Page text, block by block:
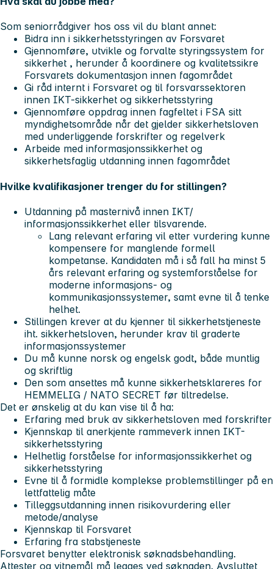
Som seniorrådgiver hos oss vil du blant annet:
Bidra inn i sikkerhetsstyringen av Forsvaret
Gjennomføre, utvikle og forvalte styringssystem for
sikkerhet , herunder å koordinere og kvalitetssikre
Forsvarets dokumentasjon innen fagområdet
Gi råd internt i Forsvaret og til forsvarssektoren
innen IKT-sikkerhet og sikkerhetsstyring
Gjennomføre oppdrag innen fagfeltet i FSA sitt
myndighetsområde når det gjelder sikkerhetsloven
med underliggende forskrifter og regelverk
Arbeide med informasjonssikkerhet og
sikkerhetsfaglig utdanning innen fagområdet
Hvilke kvalifikasjoner trenger du for stillingen?
Utdanning på masternivå innen IKT/
informasjonssikkerhet eller tilsvarende.
Lang relevant erfaring vil etter vurdering kunne
kompensere for manglende formell
kompetanse. Kandidaten må i så fall ha minst 5
års relevant erfaring og systemforståelse for
moderne informasjons- og
kommunikasjonssystemer, samt evne til å tenke
helhet.
Stillingen krever at du kjenner til sikkerhetstjeneste
iht. sikkerhetsloven, herunder krav til graderte
informasjonssystemer
Du må kunne norsk og engelsk godt, både muntlig
og skriftlig
Den som ansettes må kunne sikkerhetsklareres for
HEMMELIG / NATO SECRET før tiltredelse.
Det er ønskelig at du kan vise til å ha:
Erfaring med bruk av sikkerhetsloven med forskrifter
Kjennskap til anerkjente rammeverk innen IKT-
sikkerhetsstyring
Helhetlig forståelse for informasjonssikkerhet og
sikkerhetsstyring
Evne til å formidle komplekse problemstillinger på en
lettfattelig måte
Tilleggsutdanning innen risikovurdering eller
metode/analyse
Kjennskap til Forsvaret
Erfaring fra stabstjeneste
Forsvaret benytter elektronisk søknadsbehandling.
Attester og vitnemål må legges ved søknaden. Avsluttet